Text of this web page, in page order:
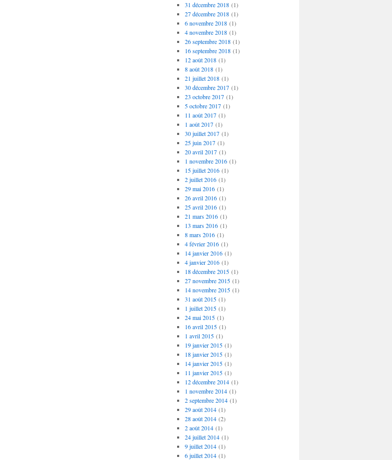
31 décembre 2018(1)
27 décembre 2018(1)
6 novembre 2018(1)
4 novembre 2018(1)
26 septembre 2018(1)
16 septembre 2018(1)
12 août 2018(1)
8 août 2018(1)
21 juillet 2018(1)
30 décembre 2017(1)
23 octobre 2017(1)
5 octobre 2017(1)
11 août 2017(1)
1 août 2017(1)
30 juillet 2017(1)
25 juin 2017(1)
20 avril 2017(1)
1 novembre 2016(1)
15 juillet 2016(1)
2 juillet 2016(1)
29 mai 2016(1)
26 avril 2016(1)
25 avril 2016(1)
21 mars 2016(1)
13 mars 2016(1)
8 mars 2016(1)
4 février 2016(1)
14 janvier 2016(1)
4 janvier 2016(1)
18 décembre 2015(1)
27 novembre 2015(1)
14 novembre 2015(1)
31 août 2015(1)
1 juillet 2015(1)
24 mai 2015(1)
16 avril 2015(1)
1 avril 2015(1)
19 janvier 2015(1)
18 janvier 2015(1)
14 janvier 2015(1)
11 janvier 2015(1)
12 décembre 2014(1)
1 novembre 2014(1)
2 septembre 2014(1)
29 août 2014(1)
28 août 2014(2)
2 août 2014(1)
24 juillet 2014(1)
9 juillet 2014(1)
6 juillet 2014(1)